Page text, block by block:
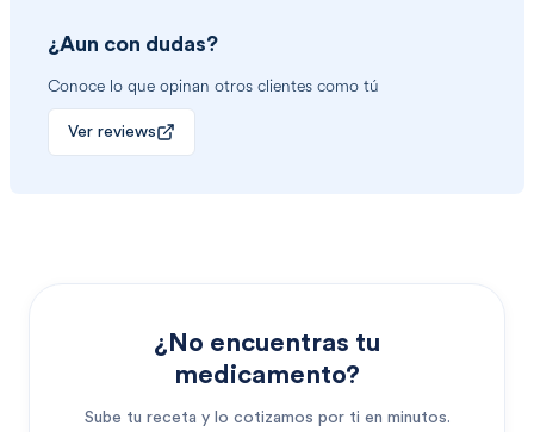
¿Aun con dudas?
Conoce lo que opinan otros clientes como tú
Ver reviews
¿No encuentras tu
medicamento?
Sube tu receta y lo cotizamos por ti en minutos.